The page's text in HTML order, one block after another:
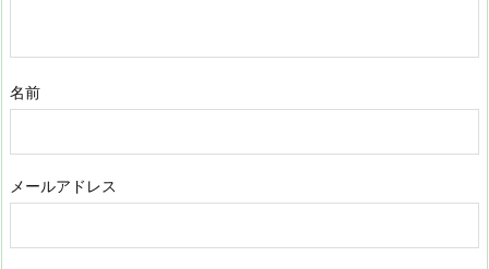
名前
メールアドレス